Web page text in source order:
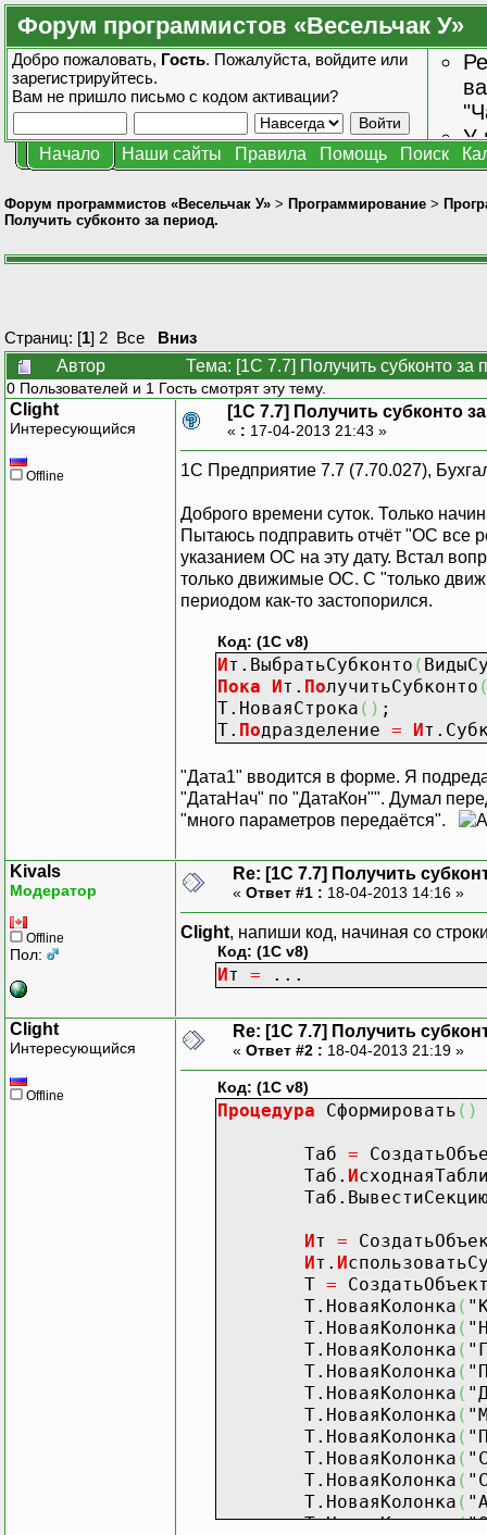
Форум программистов «Весельчак У»
Добро пожаловать, Гость. Пожалуйста, войдите или
зарегистрируйтесь.
Вам не пришло письмо с кодом активации?
У
Начало Наши сайты Правила Помощь Поиск
Форум программистов «Весельчак У» > Программирование >
Получить субконто за период.
Страниц: [1] 2 Все
Вниз
Автор
Тема: [1C 7.7] Получить субконто
0 Пользователей и 1 Гость смотрят эту тему.
Clight
Интересующийся
Offline
[1C 7.7] Получить субконто
« : 17-04-2013 21:43 »
1C Предприятие 7.7 (7.70.027),
Доброго времени суток. Только
Пытаюсь подправить отчёт "ОС все
указанием ОС на эту дату. Встал
только движимые ОС. С "только
периодом как-то застопорился.
Код: (1C v8)
Ит.ВыбратьСубконто (
Пока
Ит. ПолучитьСубконто
Т.НоваяСтрока ( ) ;
Т. Подразделение = И
"Дата1" вводится в форме. Я
"ДатаНач" по "ДатаКон"". Думал
"много параметров передаётся".
Kivals
Модератор
Offline
Пол:
Re: [1C 7.7] Получить
« Ответ #1 : 18-04-2013 14:16 »
Clight, напиши код, начиная со
Код: (1C v8)
Ит = ...
Clight
Интересующийся
Offline
Re: [1C 7.7] Получить
« Ответ #2 : 18-04-2013 21:19 »
Код: (1C v8)
Процедура Сформировать ( )
Таб =
Таб. И
Ит =
Ит. И
Т =
Т.НоваяКолонка (
Т.НоваяКолонка (
Т.НоваяКолонка (
Т.НоваяКолонка (
Т.НоваяКолонка (
Т.НоваяКолонка (
Т.НоваяКолонка (
Т.НоваяКолонка (
Т.НоваяКолонка (
Т.НоваяКолонка (
Т.НоваяКолонка(